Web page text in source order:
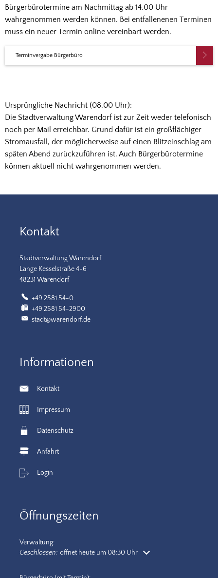
Bürgerbürotermine am Nachmittag ab 14.00 Uhr
wahrgenommen werden können. Bei entfallenenen Terminen
muss ein neuer Termin online vereinbart werden.
Terminvergabe Bürgerbüro
Ursprüngliche Nachricht (08.00 Uhr):
Die Stadtverwaltung Warendorf ist zur Zeit weder telefonisch
noch per Mail erreichbar. Grund dafür ist ein großflächiger
Stromausfall, der möglicherweise auf einen Blitzeinschlag am
späten Abend zurückzuführen ist. Auch Bürgerbürotermine
können aktuell nicht wahrgenommen werden.
Kontakt
Stadtverwaltung Warendorf
Lange Kesselstraße 4-6
48231 Warendorf
+49 2581 54-0
+49 2581 54-2900
stadt@warendorf.de
Informationen
Kontakt
Impressum
Datenschutz
Anfahrt
Login
Öffnungszeiten
Verwaltung:
Klicken, um weitere Öffnungs- oder Schließzeiten auszublenden
Geschlossen: öffnet heute um 08:30 Uhr